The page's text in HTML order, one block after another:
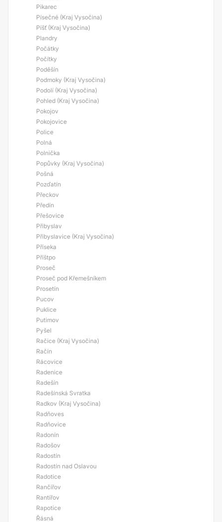
Pikarec
Písečné (Kraj Vysočina)
Píšť (Kraj Vysočina)
Plandry
Počátky
Počítky
Poděšín
Podmoky (Kraj Vysočina)
Podolí (Kraj Vysočina)
Pohled (Kraj Vysočina)
Pokojov
Pokojovice
Police
Polná
Polnička
Popůvky (Kraj Vysočina)
Pošná
Pozďatín
Přeckov
Předín
Přešovice
Přibyslav
Přibyslavice (Kraj Vysočina)
Příseka
Příštpo
Proseč
Proseč pod Křemešníkem
Prosetín
Pucov
Puklice
Putimov
Pyšel
Račice (Kraj Vysočina)
Račín
Rácovice
Radenice
Radešín
Radešínská Svratka
Radkov (Kraj Vysočina)
Radňoves
Radňovice
Radonín
Radošov
Radostín
Radostín nad Oslavou
Radotice
Rančířov
Rantířov
Rapotice
Řásná